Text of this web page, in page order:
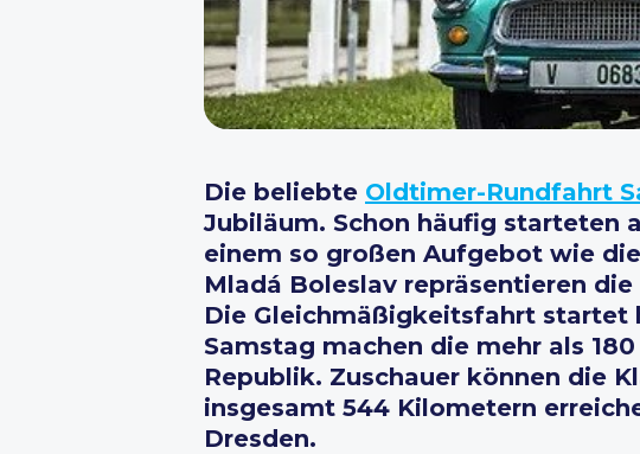
Die beliebte Oldtimer-Rundfahrt
Jubiläum. Schon häufig starteten
einem so großen Aufgebot wie
Mladá Boleslav repräsentieren
Die Gleichmäßigkeitsfahrt startet
Samstag machen die mehr als
Republik. Zuschauer können die
insgesamt 544 Kilometern
Dresden.